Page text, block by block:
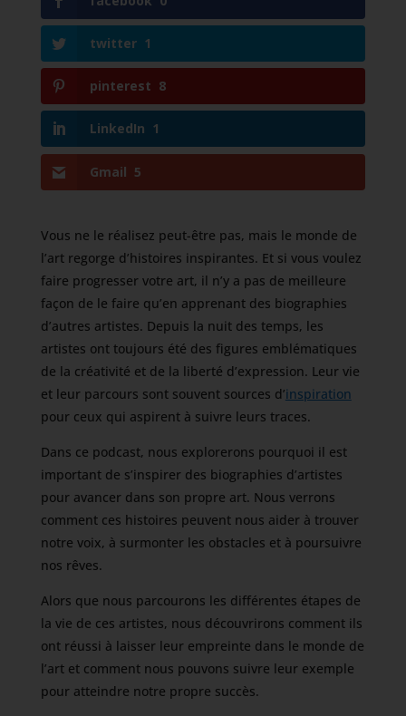
twitter 1
pinterest 8
LinkedIn 1
Gmail 5
Vous ne le réalisez peut-être pas, mais le monde de
l’art regorge d’histoires inspirantes. Et si vous voulez
faire progresser votre art, il n’y a pas de meilleure
façon de le faire qu’en apprenant des biographies
d’autres artistes. Depuis la nuit des temps, les
artistes ont toujours été des figures emblématiques
de la créativité et de la liberté d’expression. Leur vie
et leur parcours sont souvent sources d’inspiration
pour ceux qui aspirent à suivre leurs traces.
Dans ce podcast, nous explorerons pourquoi il est
important de s’inspirer des biographies d’artistes
pour avancer dans son propre art. Nous verrons
comment ces histoires peuvent nous aider à trouver
notre voix, à surmonter les obstacles et à poursuivre
nos rêves.
Alors que nous parcourons les différentes étapes de
la vie de ces artistes, nous découvrirons comment ils
ont réussi à laisser leur empreinte dans le monde de
l’art et comment nous pouvons suivre leur exemple
pour atteindre notre propre succès.